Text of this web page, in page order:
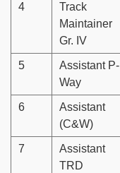
4
Track
Maintainer
Gr. IV
5
Assistant P-
Way
6
Assistant
(C&W)
7
Assistant
TRD